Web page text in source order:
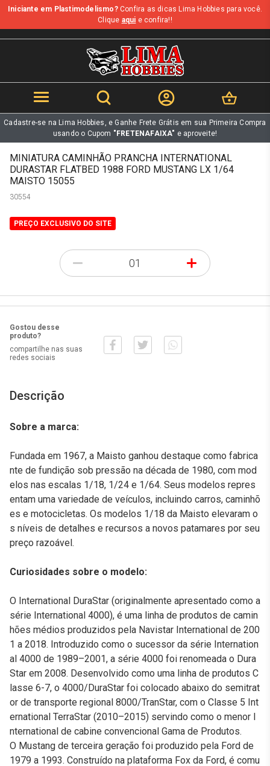
b
Iniciante em Plastimodelismo?Confira as dicas Lima Hobbies para você.
Clique aqui e confira!!
Cadastre-se na Lima Hobbies, e Ganhe Frete Grátis em sua Primeira Compra
usando o Cupom "FRETENAFAIXA" e aproveite!
MINIATURA CAMINHÃO PRANCHA INTERNATIONAL
DURASTAR FLATBED 1988 FORD MUSTANG LX 1/64
MAISTO 15055
30554
PREÇO EXCLUSIVO DO SITE
- +
Gostou desse
produto?
compartilhe nas suas
redes sociais
Descrição
Sobre a marca:
Fundada em 1967, a Maisto ganhou destaque como fabrica
nte de fundição sob pressão na década de 1980, com mod
elos nas escalas 1/18, 1/24 e 1/64. Seus modelos repres
entam uma variedade de veículos, incluindo carros, caminhõ
es e motocicletas. Os modelos 1/18 da Maisto elevaram o
s níveis de detalhes e recursos a novos patamares por seu
preço razoável.
Curiosidades sobre o modelo:
O International DuraStar (originalmente apresentado como a
série International 4000), é uma linha de produtos de camin
hões médios produzidos pela Navistar International de 200
1 a 2018. Introduzido como o sucessor da série Internation
al 4000 de 1989–2001, a série 4000 foi renomeada o Dura
Star em 2008. Desenvolvido como uma linha de produtos C
lasse 6-7, o 4000/DuraStar foi colocado abaixo do semitrat
or de transporte regional 8000/TranStar, com o Classe 5 Int
ernational TerraStar (2010–2015) servindo como o menor I
nternational de cabine convencional Gama de Produtos.
O Mustang de terceira geração foi produzido pela Ford de
1979 a 1993. Construído na plataforma Fox da Ford, é comu